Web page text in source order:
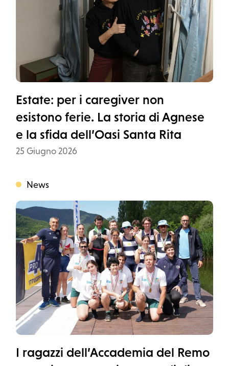
Estate: per i caregiver non
esistono ferie. La storia di Agnese
e la sfida dell’Oasi Santa Rita
Data
25 Giugno 2026
Categoria
News
I ragazzi dell’Accademia del Remo